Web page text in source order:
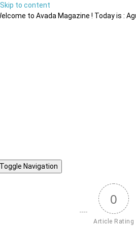
Skip to content
to Avada Magazine ! Today is :
Toggle Navigation
0
Article Rating